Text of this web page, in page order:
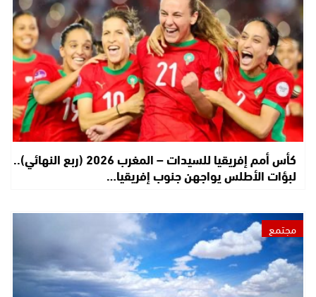
كأس أمم إفريقيا للسيدات – المغرب 2026 (ربع النهائي)..
لبؤات الأطلس يواجهن جنوب إفريقيا…
مجتمع